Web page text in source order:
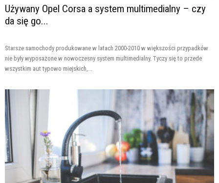
Używany Opel Corsa a system multimedialny – czy
da się go...
Starsze samochody produkowane w latach 2000-2010 w większości przypadków
nie były wyposażone w nowoczesny system multimedialny. Tyczy się to przede
wszystkim aut typowo miejskich,...